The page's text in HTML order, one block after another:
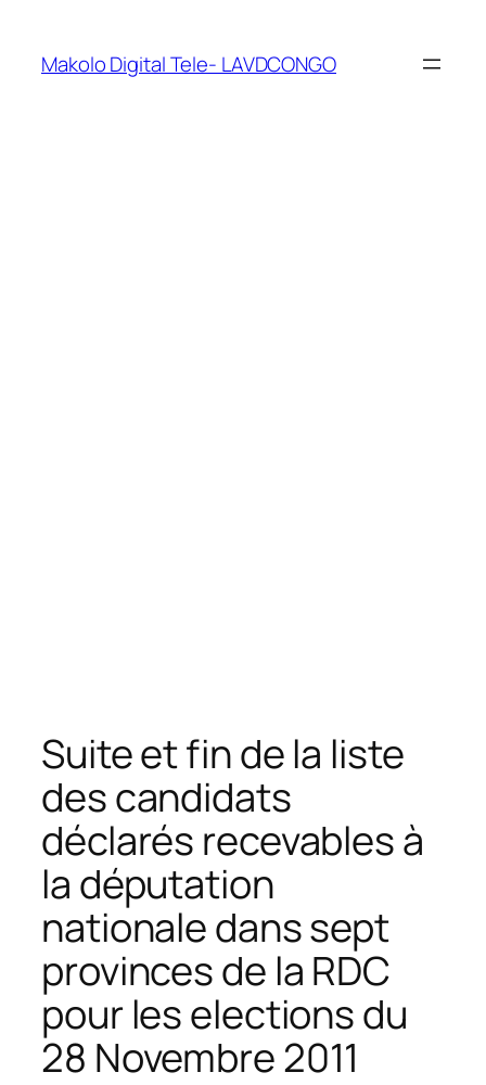
Makolo Digital Tele- LAVDCONGO
Suite et fin de la liste
des candidats
déclarés recevables à
la députation
nationale dans sept
provinces de la RDC
pour les elections du
28 Novembre 2011